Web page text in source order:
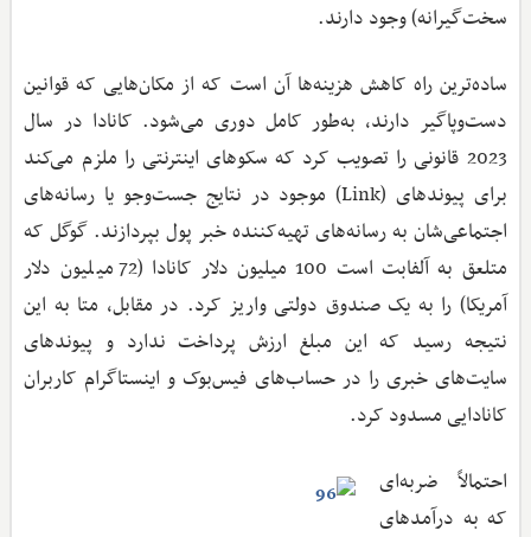
سخت‌گیرانه) وجود دارند.
ساده‌ترین راه کاهش هزینه‌ها آن است که از مکان‌هایی که قوانین
دست‌وپاگیر دارند، به‌طور کامل دوری می‌شود. کانادا در سال
2023 قانونی را تصویب کرد که سکوهای اینترنتی را ملزم می‌کند
برای پیوند‌های (Link)‌ موجود در نتایج جست‌وجو یا رسانه‌های
اجتماعی‌شان به رسانه‌های تهیه‌کننده خبر پول بپردازند. گوگل که
متلعق به آلفابت است 100 میلیون دلار کانادا (72 میلیون دلار
آمریکا) را به یک صندوق دولتی واریز کرد. در مقابل، متا به این
نتیجه رسید که این مبلغ ارزش پرداخت ندارد و پیوندهای
سایت‌های خبری را در حساب‌های فیس‌بوک و اینستاگرام کاربران
کانادایی مسدود کرد.
احتمالاً ضربه‌ای
که به درآمدهای